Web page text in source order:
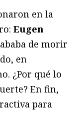
en la
Eugen
de morir
en
¿Por qué lo
En fin,
para